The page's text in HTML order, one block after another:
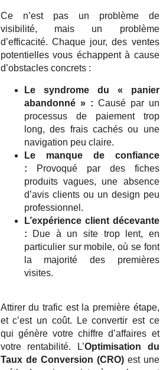
Ce n’est pas un problème de
visibilité, mais un problème
d’efficacité. Chaque jour, des ventes
potentielles vous échappent à cause
d’obstacles concrets :
Le syndrome du « panier
abandonné » : Causé par un
processus de paiement trop
long, des frais cachés ou une
navigation peu claire.
Le manque de confiance
: Provoqué par des fiches
produits vagues, une absence
d’avis clients ou un design peu
professionnel.
L’expérience client décevante
: Due à un site trop lent, en
particulier sur mobile, où se font
la majorité des premières
visites.
Attirer du trafic est la première étape,
et c’est un coût. Le convertir est ce
qui génère votre chiffre d’affaires et
votre rentabilité. L’Optimisation du
Taux de Conversion (CRO)est une